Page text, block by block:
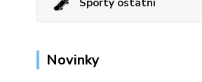
Novinky